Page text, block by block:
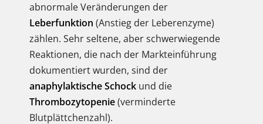
abnormale Veränderungen der
Leberfunktion (Anstieg der Leberenzyme)
zählen. Sehr seltene, aber schwerwiegende
Reaktionen, die nach der Markteinführung
dokumentiert wurden, sind der
anaphylaktische Schock und die
Thrombozytopenie(verminderte
Blutplättchenzahl).